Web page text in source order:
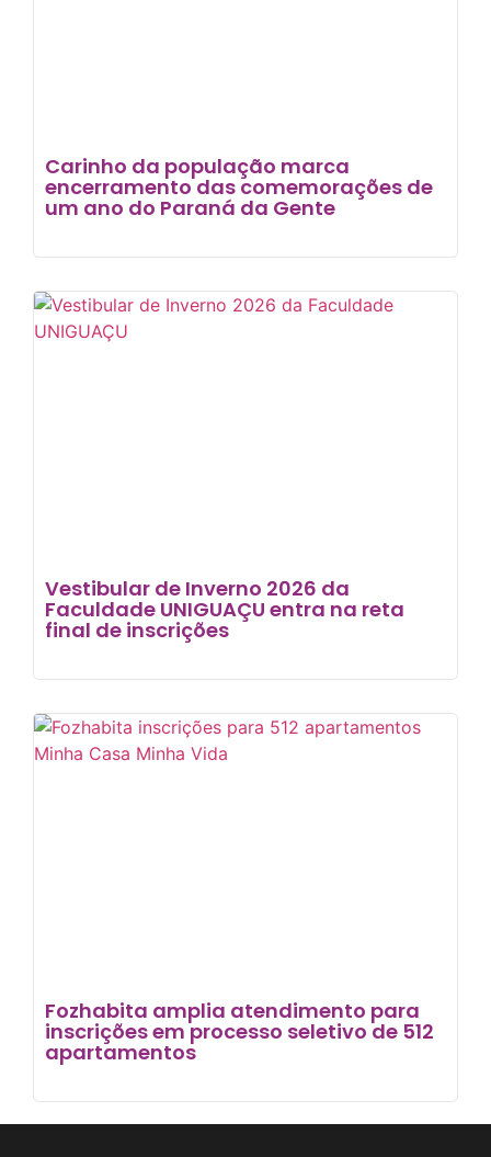
Carinho da população marca
encerramento das comemorações de
um ano do Paraná da Gente
Vestibular de Inverno 2026 da
Faculdade UNIGUAÇU entra na reta
final de inscrições
Fozhabita amplia atendimento para
inscrições em processo seletivo de 512
apartamentos